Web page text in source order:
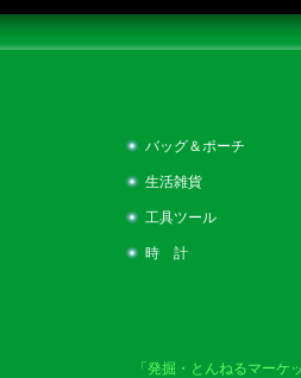
バッグ＆ポーチ
生活雑貨
工具ツール
時 計
「発掘・とんねるマー